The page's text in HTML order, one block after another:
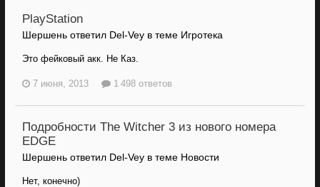
PlayStation
Шершень ответил Del-Vey в теме Игротека
Это фейковый акк. Не Каз.
7 июня, 2013 1 498 ответов
Подробности The Witcher 3 из нового номера
EDGE
Шершень ответил Del-Vey в теме Новости
Нет, конечно)